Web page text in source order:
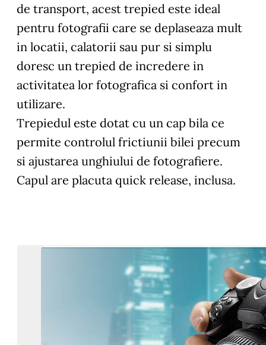
de transport, acest trepied este ideal
pentru fotografii care se deplaseaza mult
in locatii, calatorii sau pur si simplu
doresc un trepied de incredere in
activitatea lor fotografica si confort in
utilizare.
Trepiedul este dotat cu un cap bila ce
permite controlul frictiunii bilei precum
si ajustarea unghiului de fotografiere.
Capul are placuta quick release, inclusa.